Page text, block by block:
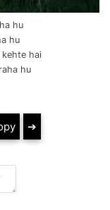
hu
hu
hai
hu
➔